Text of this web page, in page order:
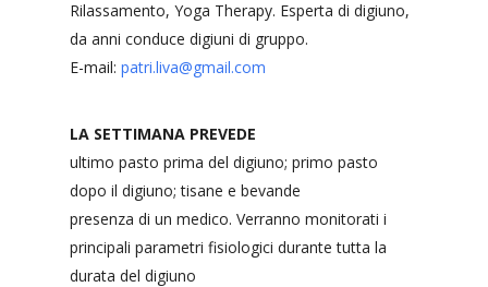
Rilassamento, Yoga Therapy. Esperta di digiuno,
da anni conduce digiuni di gruppo.
E-mail: patri.liva@gmail.com
LA SETTIMANA PREVEDE
ultimo pasto prima del digiuno; primo pasto
dopo il digiuno; tisane e bevande
presenza di un medico. Verranno monitorati i
principali parametri fisiologici durante tutta la
durata del digiuno